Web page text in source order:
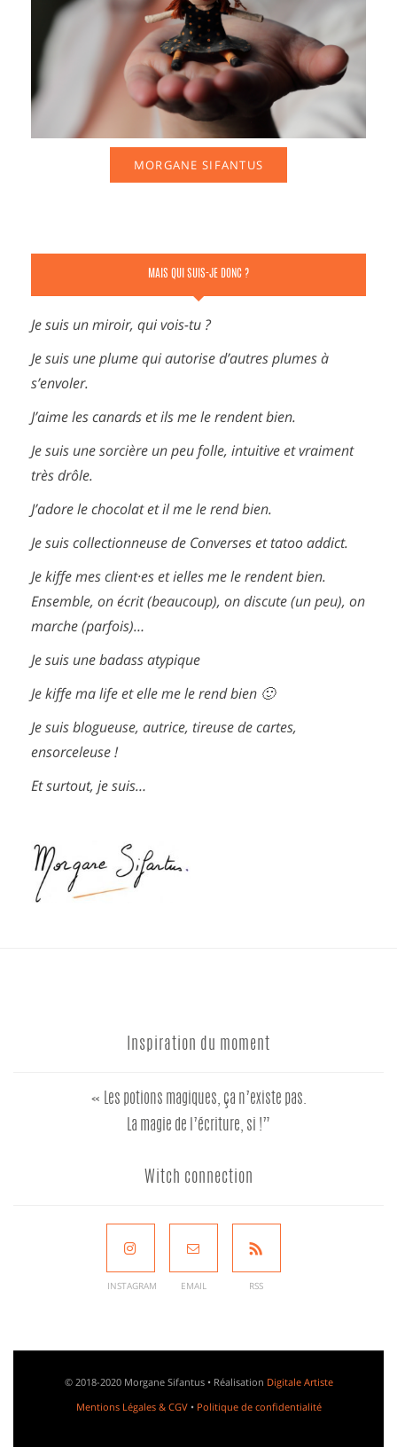
MORGANE SIFANTUS
MAIS QUI SUIS-JE DONC ?
Je suis un miroir, qui vois-tu ?
Je suis une plume qui autorise d’autres plumes à
s’envoler.
J’aime les canards et ils me le rendent bien.
Je suis une sorcière un peu folle, intuitive et vraiment
très drôle.
J’adore le chocolat et il me le rend bien.
Je suis collectionneuse de Converses et tatoo addict.
Je kiffe mes client·es et ielles me le rendent bien.
Ensemble, on écrit (beaucoup), on discute (un peu), on
marche (parfois)…
Je suis une badass atypique
Je kiffe ma life et elle me le rend bien 🙂
Je suis blogueuse, autrice, tireuse de cartes,
ensorceleuse !
Et surtout, je suis…
Inspiration du moment
« Les potions magiques, ça n’existe pas.
La magie de l’écriture, si !”
Witch connection
INSTAGRAM EMAIL RSS
© 2018-2020 Morgane Sifantus • Réalisation Digitale Artiste
Mentions Légales & CGV• Politique de confidentialité